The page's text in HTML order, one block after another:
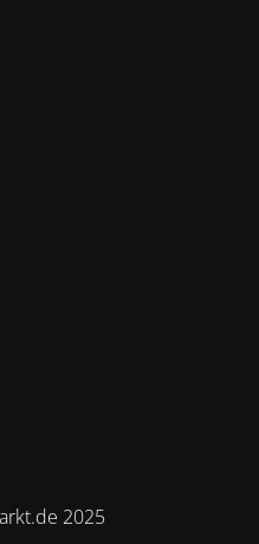
2025